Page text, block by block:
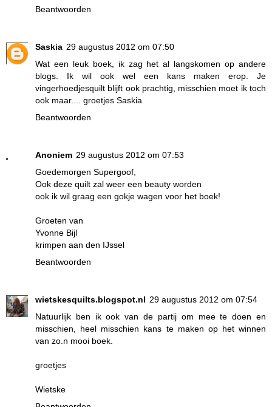
Beantwoorden
Saskia 29 augustus 2012 om 07:50
Wat een leuk boek, ik zag het al langskomen op andere
blogs. Ik wil ook wel een kans maken erop. Je
vingerhoedjesquilt blijft ook prachtig, misschien moet ik toch
ook maar.... groetjes Saskia
Beantwoorden
Anoniem 29 augustus 2012 om 07:53
Goedemorgen Supergoof,
Ook deze quilt zal weer een beauty worden
ook ik wil graag een gokje wagen voor het boek!
Groeten van
Yvonne Bijl
krimpen aan den IJssel
Beantwoorden
wietskesquilts.blogspot.nl 29 augustus 2012 om 07:54
Natuurlijk ben ik ook van de partij om mee te doen en
misschien, heel misschien kans te maken op het winnen
van zo.n mooi boek.
groetjes
Wietske